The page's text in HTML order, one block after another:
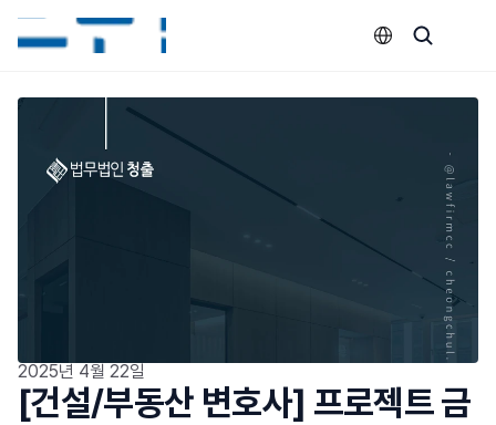
2025년 4월 22일
[건설/부동산 변호사] 프로젝트 금
Select Language